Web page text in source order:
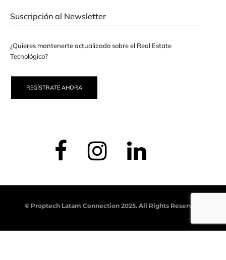
Suscripción al Newsletter
¿Quieres mantenerte actualizado sobre el Real Estate
Tecnológico?
REGÍSTRATE AHORA
© Proptech Latam Connection 2025. All Rights Reserved.